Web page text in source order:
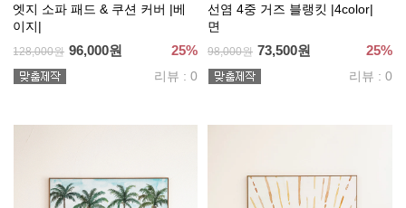
엣지 소파 패드 & 쿠션 커버 |베
이지|
128,000원 96,000원 25%
리뷰 : 0
선염 4중 거즈 블랭킷 |4color|
면
98,000원 73,500원 25%
리뷰 : 0